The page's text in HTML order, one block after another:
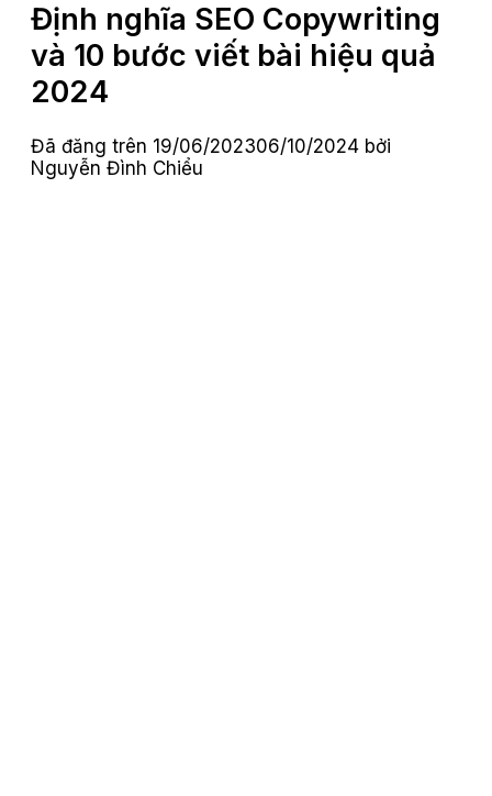
Định nghĩa SEO Copywriting
và 10 bước viết bài hiệu quả
2024
Đã đăng trên 19/06/202306/10/2024 bởi
Nguyễn Đình Chiểu